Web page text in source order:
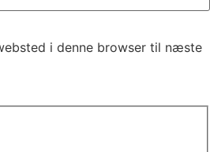
i denne browser til næste